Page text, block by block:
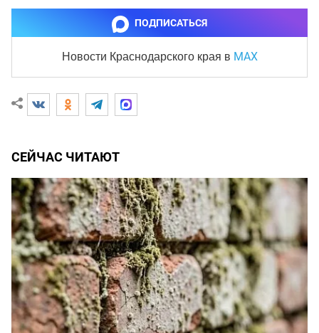
ПОДПИСАТЬСЯ
Новости Краснодарского края в MAX
СЕЙЧАС ЧИТАЮТ